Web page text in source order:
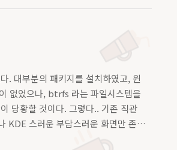
대부분의 패키지를 설치하였고, 윈
없었으나, btrfs 라는 파일시스템을
당황할 것이다. 그렇다.. 기존 직관
KDE 스러운 부담스러운 화면만 존